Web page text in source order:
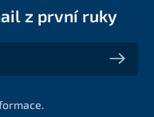
z první ruky